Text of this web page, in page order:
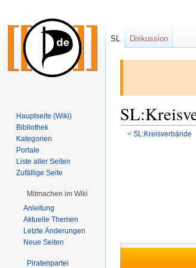
< SL:Kreisverbände
SL Diskussion
Hauptseite (Wiki)
Bibliothek
Kategorien
Portale
Liste aller Seiten
Zufällige Seite
Mitmachen im Wiki
Anleitung
Aktuelle Themen
Letzte Änderungen
Neue Seiten
Piratenpartei